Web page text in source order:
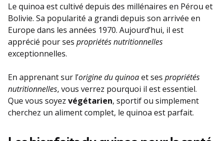
Le quinoa est cultivé depuis des millénaires en Pérou et
Bolivie. Sa popularité a grandi depuis son arrivée en
Europe dans les années 1970. Aujourd’hui, il est
apprécié pour ses propriétés nutritionnelles
exceptionnelles.
En apprenant sur l’origine du quinoaet ses propriétés
nutritionnelles, vous verrez pourquoi il est essentiel.
Que vous soyez végétarien, sportif ou simplement
cherchez un aliment complet, le quinoa est parfait.